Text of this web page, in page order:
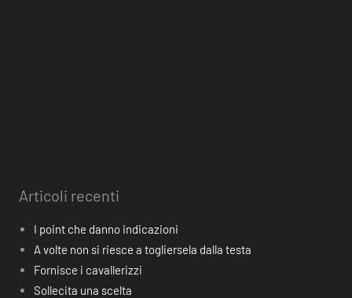
Articoli recenti
I point che danno indicazioni
A volte non si riesce a togliersela dalla testa
Fornisce i cavallerizzi
Sollecita una scelta